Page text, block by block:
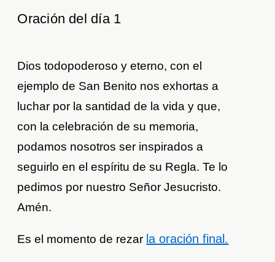
Oración del día 1
Dios todopoderoso y eterno, con el
ejemplo de San Benito nos exhortas a
luchar por la santidad de la vida y que,
con la celebración de su memoria,
podamos nosotros ser inspirados a
seguirlo en el espíritu de su Regla. Te lo
pedimos por nuestro Señor Jesucristo.
Amén.
Es el momento de rezar la oración final.